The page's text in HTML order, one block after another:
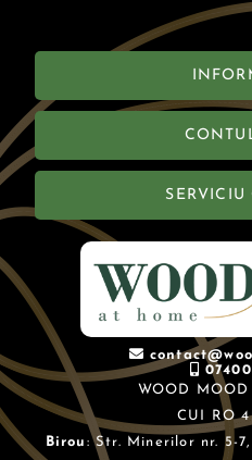
SERVICIU
WOOD MOOD
CUI RO
Birou : Str. Minerilor nr. 5-